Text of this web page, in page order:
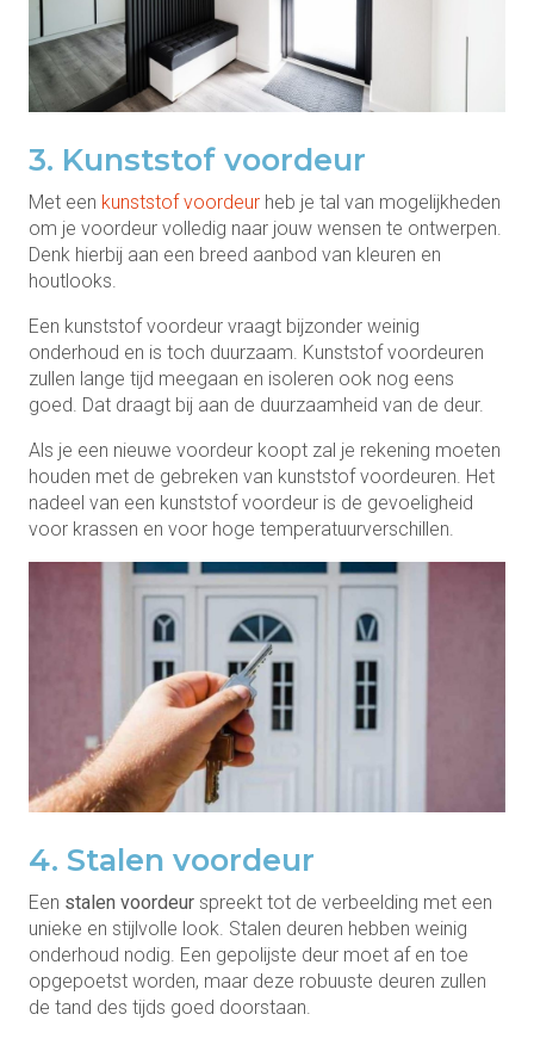
3. Kunststof voordeur
Met een kunststof voordeur heb je tal van mogelijkheden
om je voordeur volledig naar jouw wensen te ontwerpen.
Denk hierbij aan een breed aanbod van kleuren en
houtlooks.
Een kunststof voordeur vraagt bijzonder weinig
onderhoud en is toch duurzaam. Kunststof voordeuren
zullen lange tijd meegaan en isoleren ook nog eens
goed. Dat draagt bij aan de duurzaamheid van de deur.
Als je een nieuwe voordeur koopt zal je rekening moeten
houden met de gebreken van kunststof voordeuren. Het
nadeel van een kunststof voordeur is de gevoeligheid
voor krassen en voor hoge temperatuurverschillen.
4. Stalen voordeur
Een stalen voordeur spreekt tot de verbeelding met een
unieke en stijlvolle look. Stalen deuren hebben weinig
onderhoud nodig. Een gepolijste deur moet af en toe
opgepoetst worden, maar deze robuuste deuren zullen
de tand des tijds goed doorstaan.